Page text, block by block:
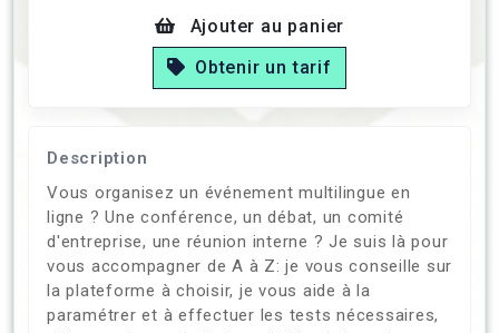
Ajouter au panier
Obtenir un tarif
Description
Vous organisez un événement multilingue en
ligne ? Une conférence, un débat, un comité
d'entreprise, une réunion interne ? Je suis là pour
vous accompagner de A à Z: je vous conseille sur
la plateforme à choisir, je vous aide à la
paramétrer et à effectuer les tests nécessaires,